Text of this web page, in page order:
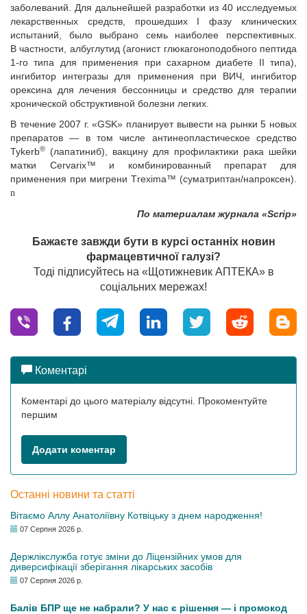
заболеваний. Для дальнейшей разработки из 40 исследуемых
лекарственных средств, прошедших I фазу клинических
испытаний, было выбрано семь наиболее перспективных.
В частности, албуглутид (агонист глюкагоноподобного пептида
1-го типа для применения при сахарном диабете II типа),
ингибитор интегразы для применения при ВИЧ, ингибитор
орексина для лечения бессонницы и средство для терапии
хронической обструктивной болезни легких.
В течение 2007 г. «GSK» планирует вывести на рынки 5 новых
препаратов — в том числе антинеопластическое средство
Tykerb®
(лапатиниб), вакцину для профилактики рака шейки
матки Cervarix™ и комбинированный препарат для
применения при мигрени Тrexima™ (суматриптан/напроксен).
n
По материалам журнала «Scrip»
Бажаєте завжди бути в курсі останніх новин
фармацевтичної галузі?
Тоді підписуйтесь на «Щотижневик АПТЕКА» в
соціальних мережах!
Коментарі
Коментарі до цього матеріалу відсутні. Прокоментуйте
першим
Додати коментар
Останні новини та статті
Вітаємо Аллу Анатоліївну Котвіцьку з днем народження!
07 Серпня 2026 р.
Держлікслужба готує зміни до Ліцензійних умов для
диверсифікації зберігання лікарських засобів
07 Серпня 2026 р.
Балів БПР ще не набрали? У нас є рішення — і промокод